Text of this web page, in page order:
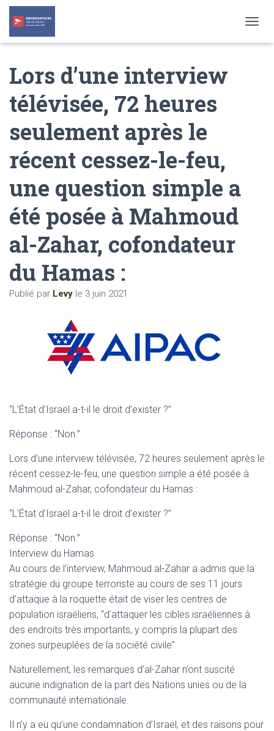
O
Lors d’une interview
télévisée, 72 heures
seulement après le
récent cessez-le-feu,
une question simple a
été posée à Mahmoud
al-Zahar, cofondateur
du Hamas :
Publié par Levy le 3 juin 2021
“L’État d’Israël a-t-il le droit d’exister ?”
Réponse : “Non.”
Lors d’une interview télévisée, 72 heures seulement après le
récent cessez-le-feu, une question simple a été posée à
Mahmoud al-Zahar, cofondateur du Hamas :
“L’État d’Israël a-t-il le droit d’exister ?”
Réponse : “Non.”
Interview du Hamas
Au cours de l’interview, Mahmoud al-Zahar a admis que la
stratégie du groupe terroriste au cours de ses 11 jours
d’attaque à la roquette était de viser les centres de
population israéliens, “d’attaquer les cibles israéliennes à
des endroits très importants, y compris la plupart des
zones surpeuplées de la société civile”.
Naturellement, les remarques d’al-Zahar n’ont suscité
aucune indignation de la part des Nations unies ou de la
communauté internationale.
Il n’y a eu qu’une condamnation d’Israël, et des raisons pour